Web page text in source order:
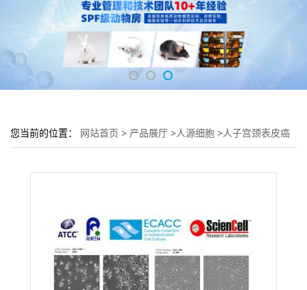
您当前的位置： 网站首页 > 产品展厅 >人源细胞 >人子宫颈表皮癌